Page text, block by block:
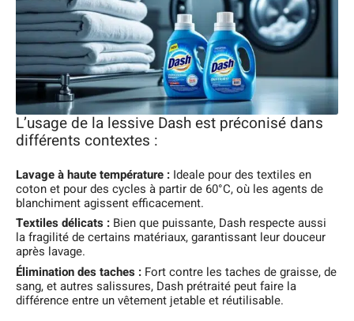
L’usage de la lessive Dash est préconisé dans
différents contextes :
Lavage à haute température : Ideale pour des textiles en
coton et pour des cycles à partir de 60°C, où les agents de
blanchiment agissent efficacement.
Textiles délicats : Bien que puissante, Dash respecte aussi
la fragilité de certains matériaux, garantissant leur douceur
après lavage.
Élimination des taches : Fort contre les taches de graisse, de
sang, et autres salissures, Dash prétraité peut faire la
différence entre un vêtement jetable et réutilisable.